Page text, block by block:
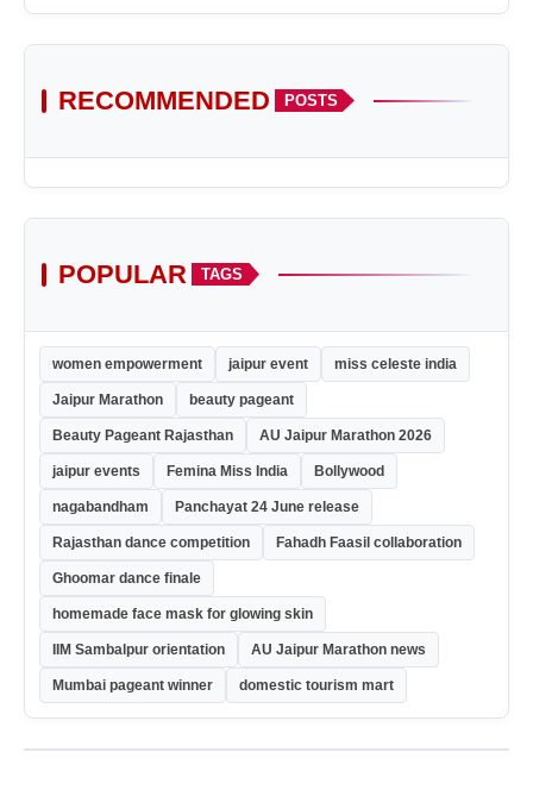
RECOMMENDED POSTS
POPULAR TAGS
women empowerment jaipur event miss celeste india
Jaipur Marathon beauty pageant
Beauty Pageant Rajasthan AU Jaipur Marathon 2026
jaipur events Femina Miss India Bollywood
nagabandham Panchayat 24 June release
Rajasthan dance competition Fahadh Faasil collaboration
Ghoomar dance finale
homemade face mask for glowing skin
IIM Sambalpur orientation AU Jaipur Marathon news
Mumbai pageant winner domestic tourism mart